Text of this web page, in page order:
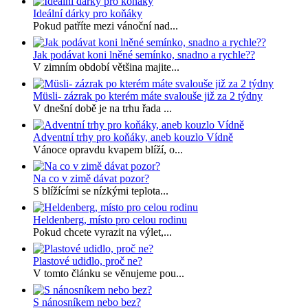
Ideální dárky pro koňáky
Pokud patříte mezi vánoční nad...
Jak podávat koni lněné semínko, snadno a rychle??
V zimním období většina majite...
Müsli- zázrak po kterém máte svalouše již za 2 týdny
V dnešní době je na trhu řada ...
Adventní trhy pro koňáky, aneb kouzlo Vídně
Vánoce opravdu kvapem blíží, o...
Na co v zimě dávat pozor?
S blížícími se nízkými teplota...
Heldenberg, místo pro celou rodinu
Pokud chcete vyrazit na výlet,...
Plastové udidlo, proč ne?
V tomto článku se věnujeme pou...
S nánosníkem nebo bez?